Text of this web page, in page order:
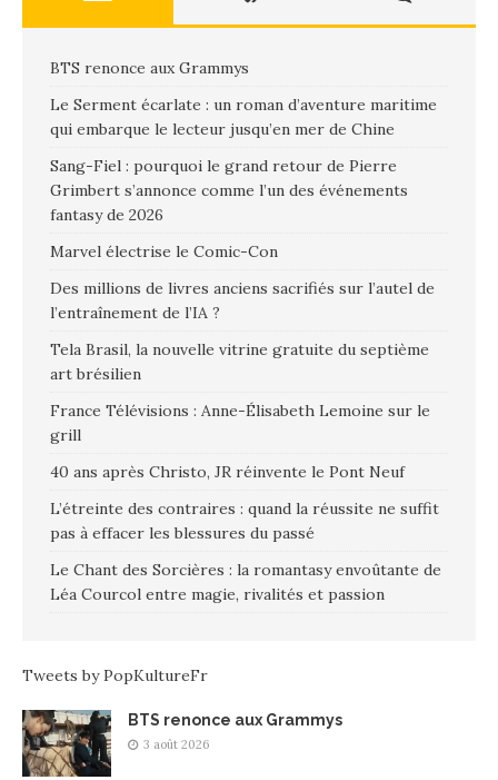
BTS renonce aux Grammys
Le Serment écarlate : un roman d’aventure maritime
qui embarque le lecteur jusqu’en mer de Chine
Sang-Fiel : pourquoi le grand retour de Pierre
Grimbert s’annonce comme l’un des événements
fantasy de 2026
Marvel électrise le Comic-Con
Des millions de livres anciens sacrifiés sur l’autel de
l’entraînement de l’IA ?
Tela Brasil, la nouvelle vitrine gratuite du septième
art brésilien
France Télévisions : Anne-Élisabeth Lemoine sur le
grill
40 ans après Christo, JR réinvente le Pont Neuf
L’étreinte des contraires : quand la réussite ne suffit
pas à effacer les blessures du passé
Le Chant des Sorcières : la romantasy envoûtante de
Léa Courcol entre magie, rivalités et passion
Tweets by PopKultureFr
BTS renonce aux Grammys
3 août 2026